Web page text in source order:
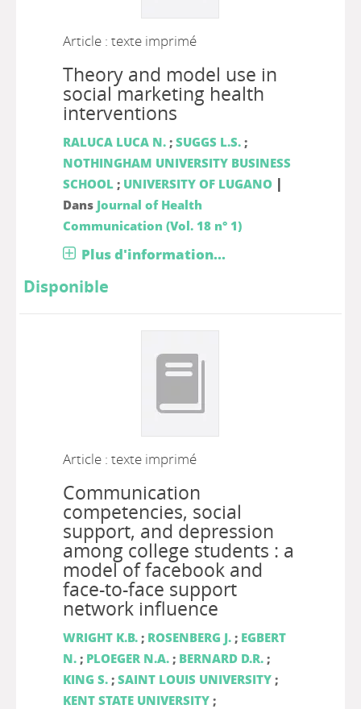
Article : texte imprimé
Theory and model use in
social marketing health
interventions
RALUCA LUCA N.; SUGGS L.S.;
NOTHINGHAM UNIVERSITY BUSINESS
SCHOOL; UNIVERSITY OF LUGANO |
Dans Journal of Health
Communication (Vol. 18 n° 1)
Plus d'information...
Disponible
Article : texte imprimé
Communication
competencies, social
support, and depression
among college students : a
model of facebook and
face-to-face support
network influence
WRIGHT K.B.; ROSENBERG J.; EGBERT
N.; PLOEGER N.A.; BERNARD D.R.;
KING S.; SAINT LOUIS UNIVERSITY;
KENT STATE UNIVERSITY;